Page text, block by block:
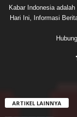
Kabar Indonesia
Hari Ini, Informasi
ARTIKEL LAINNYA